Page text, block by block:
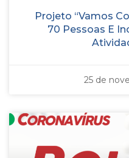
Projeto “Vamos
70 Pessoas E
25 de